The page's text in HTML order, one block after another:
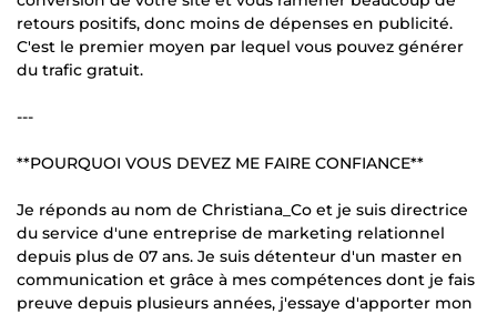
retours positifs, donc moins de dépenses en publicité.
C'est le premier moyen par lequel vous pouvez générer
du trafic gratuit.
---
**POURQUOI VOUS DEVEZ ME FAIRE CONFIANCE**
Je réponds au nom de Christiana_Co et je suis directrice
du service d'une entreprise de marketing relationnel
depuis plus de 07 ans. Je suis détenteur d'un master en
communication et grâce à mes compétences dont je fais
preuve depuis plusieurs années, j'essaye d'apporter mon